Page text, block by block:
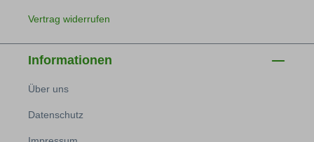
Vertrag widerrufen
Informationen
Über uns
Datenschutz